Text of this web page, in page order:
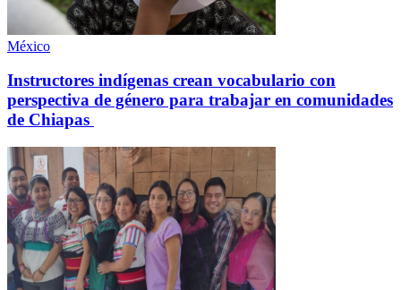
México
Instructores indígenas crean vocabulario con
perspectiva de género para trabajar en comunidades
de Chiapas